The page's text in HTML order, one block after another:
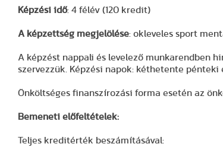
Képzési idő: 4 félév (120 kredit)
A képzettség megjelölése: okleveles sport
A képzést nappali és levelező munkarendben
szervezzük. Képzési napok: kéthetente pénteki
Önköltséges finanszírozási forma esetén az
Bemeneti előfeltételek:
Teljes kreditérték beszámításával: